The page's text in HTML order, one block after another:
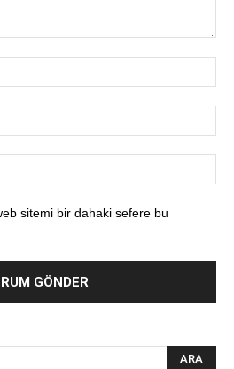
sitemi bir dahaki sefere bu